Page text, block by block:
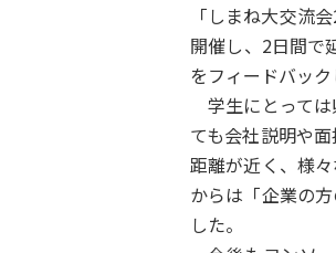
「しまね大交流会
開催し、 2日間で
をフィードバッ
学生にとっては
ても会社説明や
距離が近く、様
からは「企業の
した。